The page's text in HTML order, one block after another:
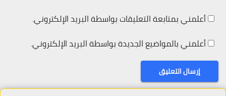
أعلمني بمتابعة التعليقات بواسطة البريد الإلكتروني.
أعلمني بالمواضيع الجديدة بواسطة البريد الإلكتروني.